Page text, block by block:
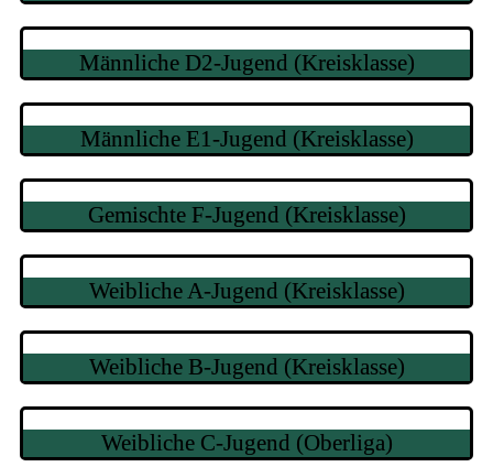
Männliche D2-Jugend (Kreisklasse)
Männliche E1-Jugend (Kreisklasse)
Gemischte F-Jugend (Kreisklasse)
Weibliche A-Jugend (Kreisklasse)
Weibliche B-Jugend (Kreisklasse)
Weibliche C-Jugend (Oberliga)